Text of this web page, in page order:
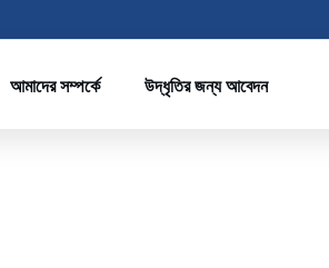
আমাদের সম্পর্কে উদ্ধৃতির জন্য আবেদন